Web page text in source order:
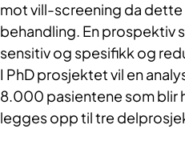
mot vill-screening da
behandling. En prospektiv
sensitiv og spesifikk og
I PhD prosjektet vil en
8.000 pasientene som blir
legges opp til tre